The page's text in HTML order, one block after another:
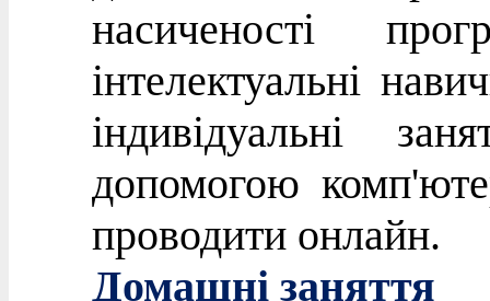
насиченості
інтелектуальні
індивідуальні
допомогою
проводити онлайн.
Домашні заняття